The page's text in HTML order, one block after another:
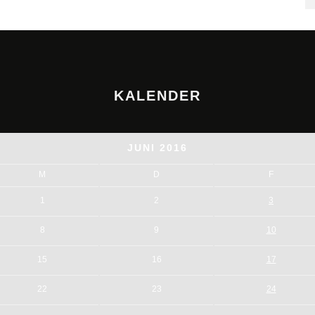
KALENDER
JUNI 2016
M D F
1 2 3
8 9 10
15 16 17
22 23 24